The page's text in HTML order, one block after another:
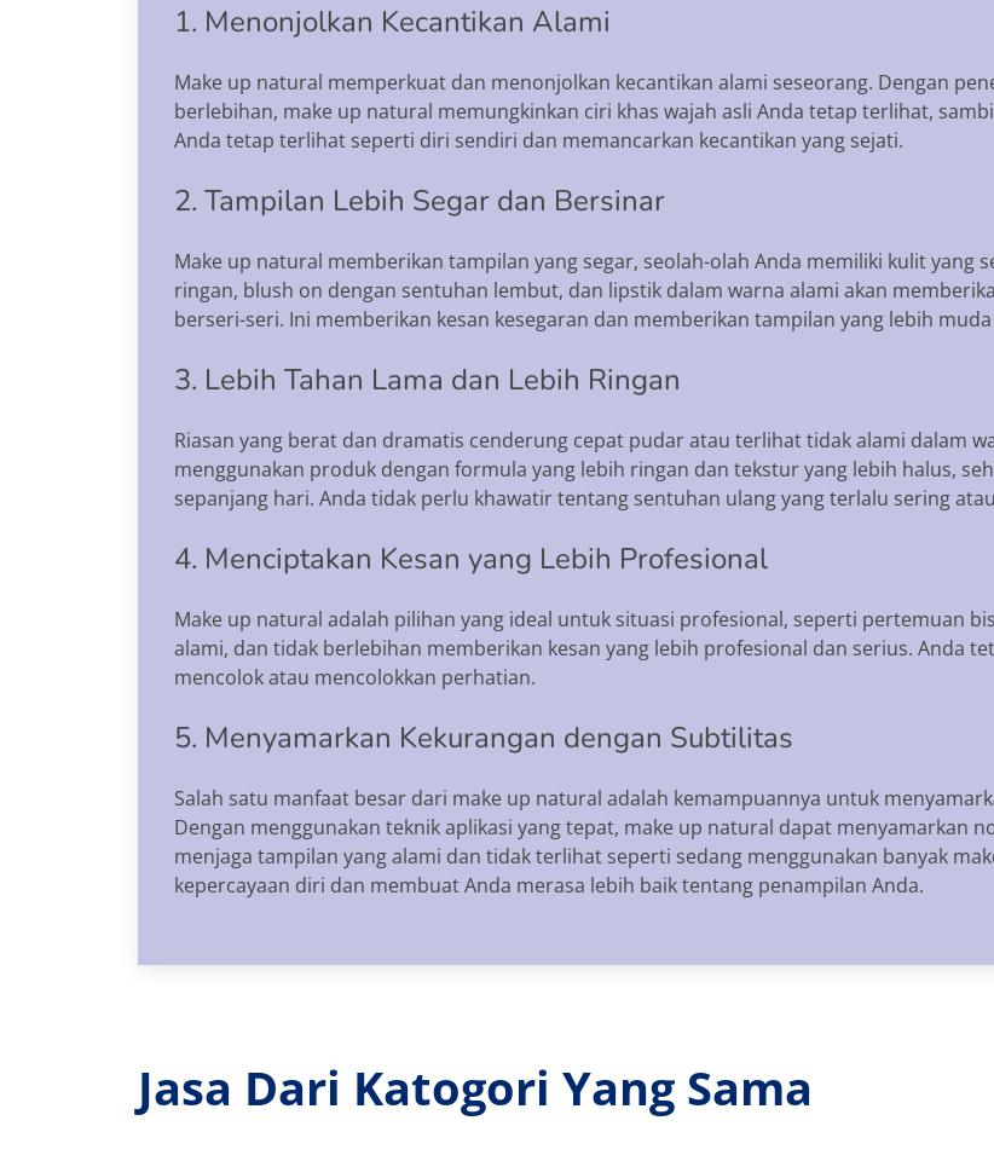
1. Menonjolkan Kecantikan Alami
Make up natural memperkuat dan menonjolkan kecantikan alami seseorang. Dengan
berlebihan, make up natural memungkinkan ciri khas wajah asli Anda tetap terlihat,
Anda tetap terlihat seperti diri sendiri dan memancarkan kecantikan yang sejati.
2. Tampilan Lebih Segar dan Bersinar
Make up natural memberikan tampilan yang segar, seolah-olah Anda memiliki kulit yang
ringan, blush on dengan sentuhan lembut, dan lipstik dalam warna alami akan
berseri-seri. Ini memberikan kesan kesegaran dan memberikan tampilan yang lebih
3. Lebih Tahan Lama dan Lebih Ringan
Riasan yang berat dan dramatis cenderung cepat pudar atau terlihat tidak alami dalam
menggunakan produk dengan formula yang lebih ringan dan tekstur yang lebih halus,
sepanjang hari. Anda tidak perlu khawatir tentang sentuhan ulang yang terlalu sering
4. Menciptakan Kesan yang Lebih Profesional
Make up natural adalah pilihan yang ideal untuk situasi profesional, seperti pertemuan
alami, dan tidak berlebihan memberikan kesan yang lebih profesional dan serius. Anda
mencolok atau mencolokkan perhatian.
5. Menyamarkan Kekurangan dengan Subtilitas
Salah satu manfaat besar dari make up natural adalah kemampuannya untuk
Dengan menggunakan teknik aplikasi yang tepat, make up natural dapat menyamarkan
menjaga tampilan yang alami dan tidak terlihat seperti sedang menggunakan banyak
kepercayaan diri dan membuat Anda merasa lebih baik tentang penampilan Anda.
Jasa Dari Katogori Yang Sama